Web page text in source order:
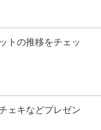
トの推移をチェッ
ェキなどプレゼン